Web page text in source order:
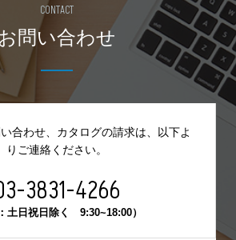
CONTACT
お問い合わせ
合わせ、カタログの請求は、
以下よ
りご連絡ください。
3831-4266
土日祝日除く 9:30~18:00）